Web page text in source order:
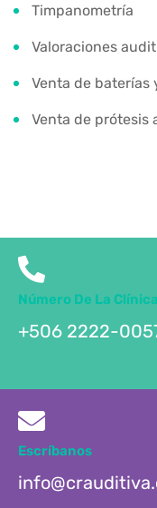
Timpanometría
Valoraciones
Venta de baterías
Venta de prótesis
Número De La Clínica
+506 2222-
Escríbanos